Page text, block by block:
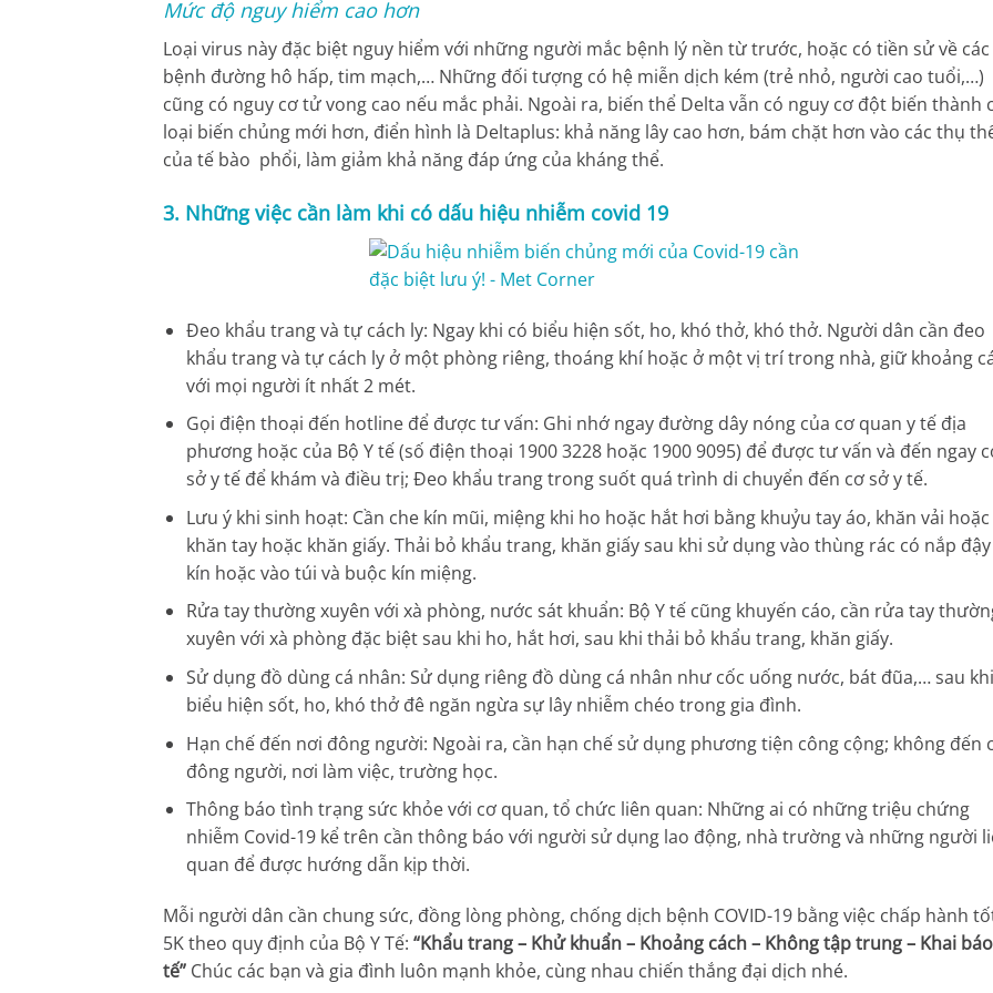
Mức độ nguy hiểm cao hơn
Loại virus này đặc biệt nguy hiểm với những người mắc bệnh lý nền từ trước, hoặc có tiền sử về các
bệnh đường hô hấp, tim mạch,… Những đối tượng có hệ miễn dịch kém (trẻ nhỏ, người cao tuổi,…)
cũng có nguy cơ tử vong cao nếu mắc phải. Ngoài ra, biến thể Delta vẫn có nguy cơ đột biến thành
loại biến chủng mới hơn, điển hình là Deltaplus: khả năng lây cao hơn, bám chặt hơn vào các thụ
của tế bào phổi, làm giảm khả năng đáp ứng của kháng thể.
3. Những việc cần làm khi có dấu hiệu nhiễm covid 19
Đeo khẩu trang và tự cách ly: Ngay khi có biểu hiện sốt, ho, khó thở, khó thở. Người dân cần đeo
khẩu trang và tự cách ly ở một phòng riêng, thoáng khí hoặc ở một vị trí trong nhà, giữ khoảng
với mọi người ít nhất 2 mét.
Gọi điện thoại đến hotline để được tư vấn: Ghi nhớ ngay đường dây nóng của cơ quan y tế địa
phương hoặc của Bộ Y tế (số điện thoại 1900 3228 hoặc 1900 9095) để được tư vấn và đến ngay
sở y tế để khám và điều trị; Đeo khẩu trang trong suốt quá trình di chuyển đến cơ sở y tế.
Lưu ý khi sinh hoạt: Cần che kín mũi, miệng khi ho hoặc hắt hơi bằng khuỷu tay áo, khăn vải hoặc
khăn tay hoặc khăn giấy. Thải bỏ khẩu trang, khăn giấy sau khi sử dụng vào thùng rác có nắp đậy
kín hoặc vào túi và buộc kín miệng.
Rửa tay thường xuyên với xà phòng, nước sát khuẩn: Bộ Y tế cũng khuyến cáo, cần rửa tay
xuyên với xà phòng đặc biệt sau khi ho, hắt hơi, sau khi thải bỏ khẩu trang, khăn giấy.
Sử dụng đồ dùng cá nhân: Sử dụng riêng đồ dùng cá nhân như cốc uống nước, bát đũa,… sau
biểu hiện sốt, ho, khó thở đê ngăn ngừa sự lây nhiễm chéo trong gia đình.
Hạn chế đến nơi đông người: Ngoài ra, cần hạn chế sử dụng phương tiện công cộng; không đến
đông người, nơi làm việc, trường học.
Thông báo tình trạng sức khỏe với cơ quan, tổ chức liên quan: Những ai có những triệu chứng
nhiễm Covid-19 kể trên cần thông báo với người sử dụng lao động, nhà trường và những người
quan để được hướng dẫn kịp thời.
Mỗi người dân cần chung sức, đồng lòng phòng, chống dịch bệnh COVID-19 bằng việc chấp hành
5K theo quy định của Bộ Y Tế: “Khẩu trang – Khử khuẩn – Khoảng cách – Không tập trung – Khai
tế” Chúc các bạn và gia đình luôn mạnh khỏe, cùng nhau chiến thắng đại dịch nhé.